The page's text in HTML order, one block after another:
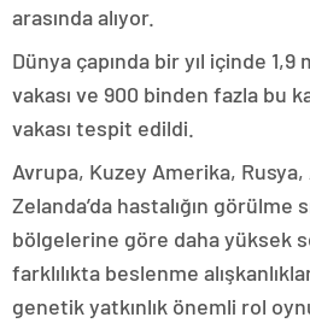
arasında alıyor.
Dünya çapında bir yıl içinde
vakası ve 900 binden fazla bu
vakası tespit edildi.
Avrupa, Kuzey Amerika,
Zelanda’da hastalığın görülme
bölgelerine göre daha yüksek
farklılıkta beslenme
genetik yatkınlık önemli rol